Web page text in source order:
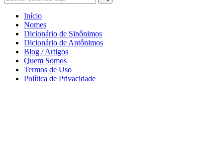
Início
Nomes
Dicionário de Sinônimos
Dicionário de Antônimos
Blog / Artigos
Quem Somos
Termos de Uso
Política de Privacidade